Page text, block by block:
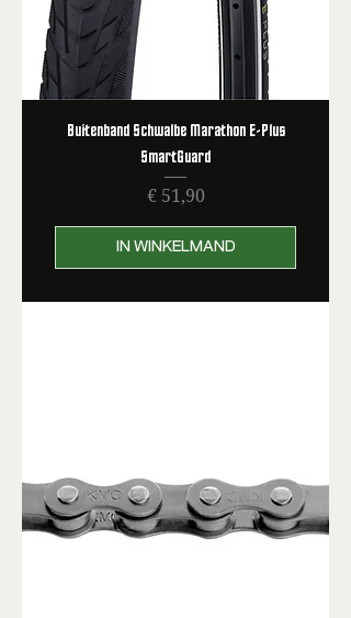
Buitenband Schwalbe Marathon E-Plus
SmartGuard
Prijs
€ 51,90
IN WINKELMAND